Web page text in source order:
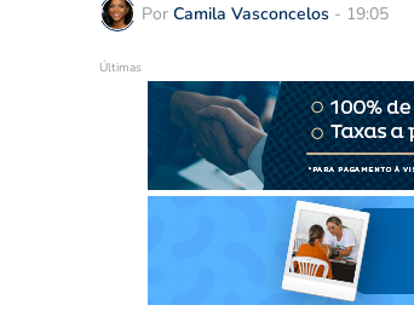
Por Camila Vasconcelos - 19:05
Últimas